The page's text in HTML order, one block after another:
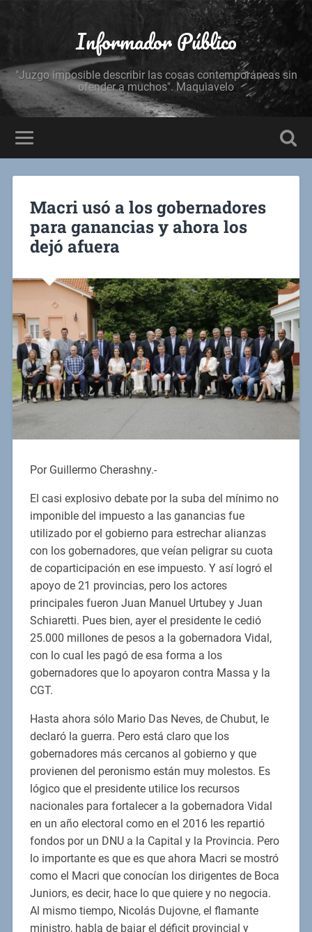
Informador Público
"Juzgo imposible describir las cosas contemporáneas sin
ofender a muchos". Maquiavelo
Macri usó a los gobernadores
para ganancias y ahora los
dejó afuera
Por Guillermo Cherashny.-
El casi explosivo debate por la suba del mínimo no
imponible del impuesto a las ganancias fue
utilizado por el gobierno para estrechar alianzas
con los gobernadores, que veían peligrar su cuota
de coparticipación en ese impuesto. Y así logró el
apoyo de 21 provincias, pero los actores
principales fueron Juan Manuel Urtubey y Juan
Schiaretti. Pues bien, ayer el presidente le cedió
25.000 millones de pesos a la gobernadora Vidal,
con lo cual les pagó de esa forma a los
gobernadores que lo apoyaron contra Massa y la
CGT.
Hasta ahora sólo Mario Das Neves, de Chubut, le
declaró la guerra. Pero está claro que los
gobernadores más cercanos al gobierno y que
provienen del peronismo están muy molestos. Es
lógico que el presidente utilice los recursos
nacionales para fortalecer a la gobernadora Vidal
en un año electoral como en el 2016 les repartió
fondos por un DNU a la Capital y la Provincia. Pero
lo importante es que es que ahora Macri se mostró
como el Macri que conocían los dirigentes de Boca
Juniors, es decir, hace lo que quiere y no negocia.
Al mismo tiempo, Nicolás Dujovne, el flamante
ministro, habla de bajar el déficit provincial y